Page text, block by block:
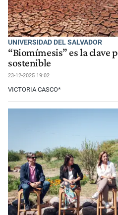
UNIVERSIDAD DEL SALVADOR
“Biomímesis” es la clave
sostenible
23-12-2025 19:02
VICTORIA CASCO*